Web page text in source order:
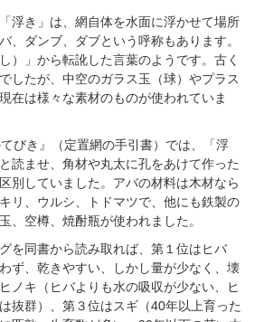
浮き」は、網自体を水面に浮かせて場所
、ダンブ、ダブという呼称もあります。
）」から転訛した言葉のようです。古く
したが、中空のガラス玉（球）やプラス
在は様々な素材のものが使われていま
びき』（定置網の手引書）では、「浮
読ませ、角材や丸太に孔をあけて作った
別していました。アバの材料は木材なら
リ、ウルシ、トドマツで、他にも鉄製の
、空樽、焼酎瓶が使われました。
を同書から読み取れば、第１位はヒバ
ず、乾きやすい、しかし量が少なく、壊
ノキ（ヒバよりも水の吸収が少ない、ヒ
抜群）、第３位はスギ（40年以上育った